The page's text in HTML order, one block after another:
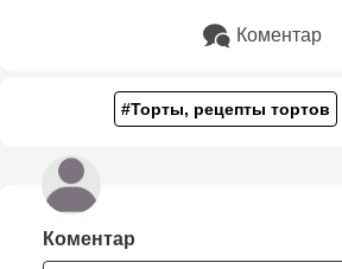
Коментар
#Торты, рецепты тортов
Коментар